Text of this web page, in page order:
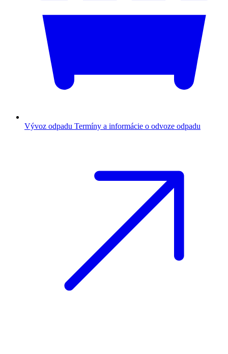
Vývoz odpadu Termíny a informácie o odvoze odpadu